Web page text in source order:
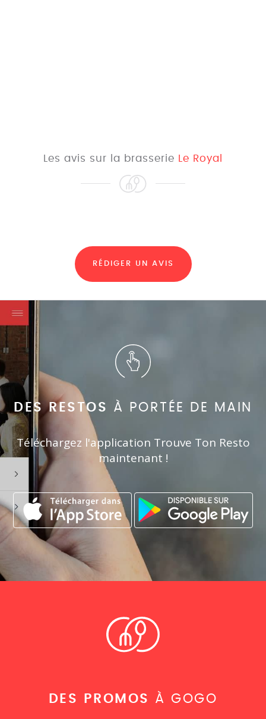
Les avis sur la brasserie Le Royal
RÉDIGER UN AVIS
DES RESTOS À PORTÉE DE MAIN
Téléchargez l'application Trouve Ton Resto
maintenant !
DES PROMOS À GOGO